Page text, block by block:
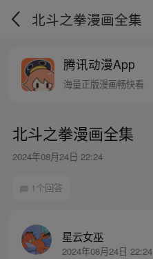
北斗之拳漫画全集
腾讯动漫App
海量正版漫画畅快看
北斗之拳漫画全集
2024年08月24日 22:24
1个回答
星云女巫
2024年08月24日 22:24